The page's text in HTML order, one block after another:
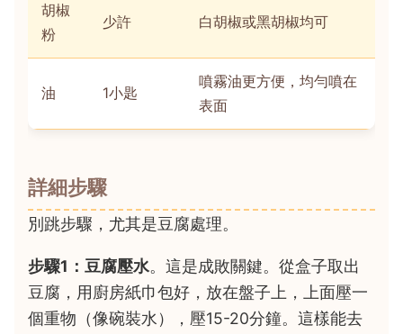
胡椒
粉
少許 白胡椒或黑胡椒均可
油 1小匙
噴霧油更方便，均勻噴在
表面
詳細步驟
別跳步驟，尤其是豆腐處理。
步驟1：豆腐壓水。這是成敗關鍵。從盒子取出
豆腐，用廚房紙巾包好，放在盤子上，上面壓一
個重物（像碗裝水），壓15-20分鐘。這樣能去